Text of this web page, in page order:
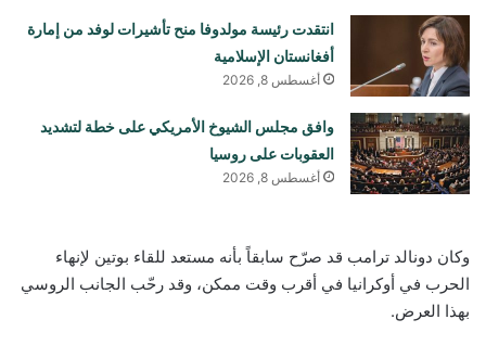
انتقدت رئيسة مولدوفا منح تأشيرات لوفد من إمارة
أفغانستان الإسلامية
أغسطس 8, 2026
وافق مجلس الشيوخ الأمريكي على خطة لتشديد
العقوبات على روسيا
أغسطس 8, 2026
وكان دونالد ترامب قد صرّح سابقاً بأنه مستعد للقاء بوتين لإنهاء
الحرب في أوكرانيا في أقرب وقت ممكن، وقد رحّب الجانب الروسي
بهذا العرض.